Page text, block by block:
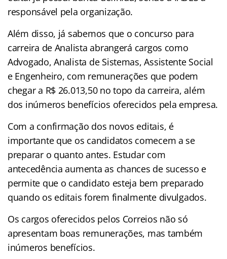
responsável pela organização.
Além disso, já sabemos que o concurso para
carreira de Analista abrangerá cargos como
Advogado, Analista de Sistemas, Assistente Social
e Engenheiro, com remunerações que podem
chegar a R$ 26.013,50 no topo da carreira, além
dos inúmeros benefícios oferecidos pela empresa.
Com a confirmação dos novos editais, é
importante que os candidatos comecem a se
preparar o quanto antes. Estudar com
antecedência aumenta as chances de sucesso e
permite que o candidato esteja bem preparado
quando os editais forem finalmente divulgados.
Os cargos oferecidos pelos Correios não só
apresentam boas remunerações, mas também
inúmeros benefícios.